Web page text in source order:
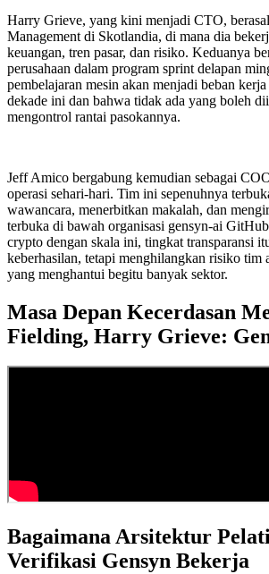
Harry Grieve, yang kini menjadi CTO,
Management di Skotlandia, di mana dia
keuangan, tren pasar, dan risiko. Keduanya
perusahaan dalam program sprint delapan
pembelajaran mesin akan menjadi beban
dekade ini dan bahwa tidak ada yang boleh
mengontrol rantai pasokannya.
Jeff Amico bergabung kemudian sebagai
operasi sehari-hari. Tim ini sepenuhnya
wawancara, menerbitkan makalah, dan
terbuka di bawah organisasi gensyn-ai
crypto dengan skala ini, tingkat transparansi
keberhasilan, tetapi menghilangkan risiko tim
yang menghantui begitu banyak sektor.
Masa Depan Kecerdasan
Fielding, Harry Grieve:
Bagaimana Arsitektur
Verifikasi Gensyn Bekerja